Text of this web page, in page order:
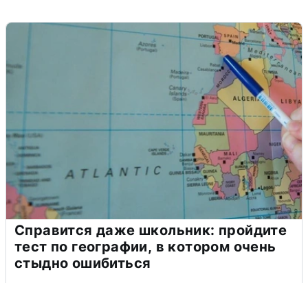
Справится даже школьник: пройдите
тест по географии, в котором очень
стыдно ошибиться